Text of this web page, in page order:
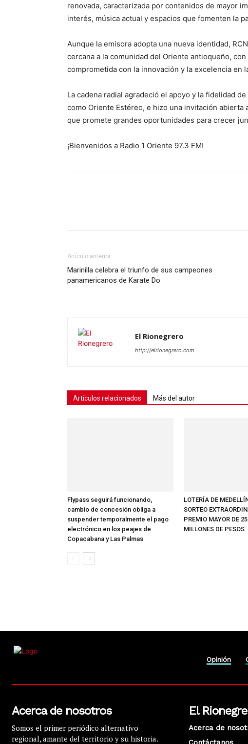
renovada, caracterizada por contenidos de mayor
interés, música actual y espacios que fomenten la
Aunque la emisora adopta una nueva identidad,
cercana a la comunidad del Oriente antioqueño,
comprometida con la innovación y la excelencia en
La cadena radial agradeció el apoyo y la fidelidad
como Oriente Estéreo, e hizo una invitación
que promete grandes oportunidades para crecer
¡Bienvenidos a Radio 1 Oriente 97.3 FM!
Artículo anterior
Marinilla celebra el triunfo de sus campeones
panamericanos de Karate Do
El Rionegrero
http://elrionegrero.com
Artículos relacionados Más del autor
Flypass seguirá funcionando,
cambio de concesión obliga a
suspender temporalmente el pago
electrónico en los peajes de
Copacabana y Las Palmas
LOTERÍA DE
SORTEO
PREMIO MAYOR DE
MILLONES DE PESOS
Opinión
Acerca de nosotros
Somos el primer periódico alternativo
regional, amante del territorio y su historia.
El
Acerca de